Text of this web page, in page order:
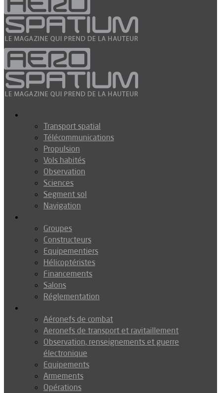
Transport spatial
Télécommunications
Propulsion
Vols habités
Observation
Sciences
Segment sol
Navigation
Groupes
Constructeurs
Equipementiers
Hélicoptéristes
Financements
Salons
Réglementation
Aéronefs de combat
Aeronefs de transport et ravitaillement
Observation, renseignements et guerre
électronique
Equipements
Armements
Opérations